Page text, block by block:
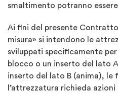
smaltimento potranno
Ai fini del presente
misura» si intendono le
sviluppati specificamente
blocco o un inserto del lato
inserto del lato B (anima), le
l’attrezzatura richieda